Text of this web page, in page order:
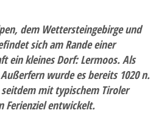
Reise
Radreise
dem Wettersteingebirge und
sich am Rande einer
ein kleines Dorf: Lermoos. Als
wurde es bereits 1020 n.
mit typischem Tiroler
Ferienziel entwickelt.